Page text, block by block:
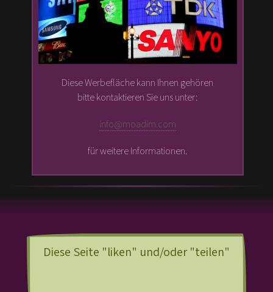
Diese Werbefläche kann Ihnen gehören
bitte kontaktieren Sie uns unter:
info@moadim.com
für weitere Informationen.
Diese Seite "liken" und/oder "teilen"